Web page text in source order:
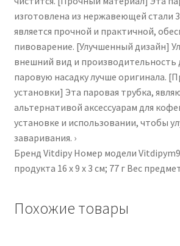
изготовлена ​​из нержавеющей стали
является прочной и практичной,
пивоварение. [Улучшенный дизайн]
внешний вид и производительность
паровую насадку лучше оригинала.
установки] Эта паровая трубка,
альтернативой аксессуарам для
установке и использовании, чтобы
заваривания. ›
Бренд ‎Vitdipy Номер модели
продукта ‎16 x 9 x 3 см; 77 г Вес
Похожие товары